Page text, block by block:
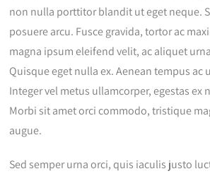
non nulla porttitor blandit ut eget neque.
posuere arcu. Fusce gravida, tortor ac
magna ipsum eleifend velit, ac aliquet
Quisque eget nulla ex. Aenean tempus ac
Integer vel metus ullamcorper, egestas ex
Morbi sit amet orci commodo, tristique
augue.
Sed semper urna orci, quis iaculis justo